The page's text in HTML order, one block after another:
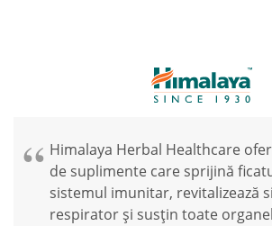
Himalaya Herbal Healthcare
de suplimente care sprijină
sistemul imunitar, revitalizează
respirator și susțin toate